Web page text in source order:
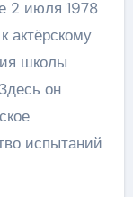
2 июля 1978
актёрскому
школы
он
испытаний